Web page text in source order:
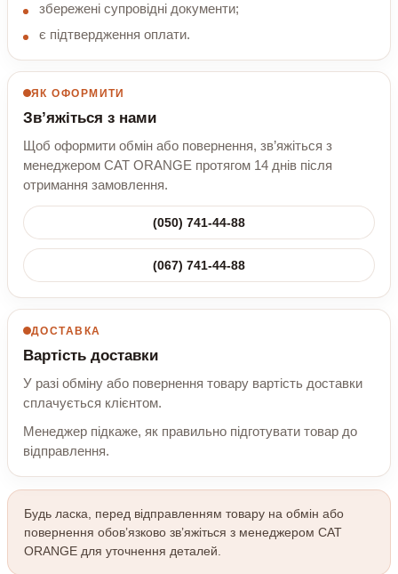
збережені супровідні документи;
є підтвердження оплати.
ЯК ОФОРМИТИ
Зв’яжіться з нами
Щоб оформити обмін або повернення, зв’яжіться з
менеджером CAT ORANGE протягом 14 днів після
отримання замовлення.
(050) 741-44-88
(067) 741-44-88
ДОСТАВКА
Вартість доставки
У разі обміну або повернення товару вартість доставки
сплачується клієнтом.
Менеджер підкаже, як правильно підготувати товар до
відправлення.
Будь ласка, перед відправленням товару на обмін або
повернення обов’язково зв’яжіться з менеджером CAT
ORANGE для уточнення деталей.